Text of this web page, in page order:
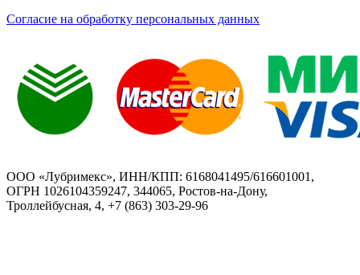
Согласие на обработку персональных данных
ООО «Лубримекс», ИНН/КПП: 6168041495/616601001,
ОГРН 1026104359247, 344065, Ростов-на-Дону,
Троллейбусная, 4, +7 (863) 303-29-96